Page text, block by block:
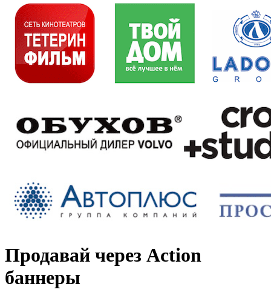
Продавай через Action
баннеры